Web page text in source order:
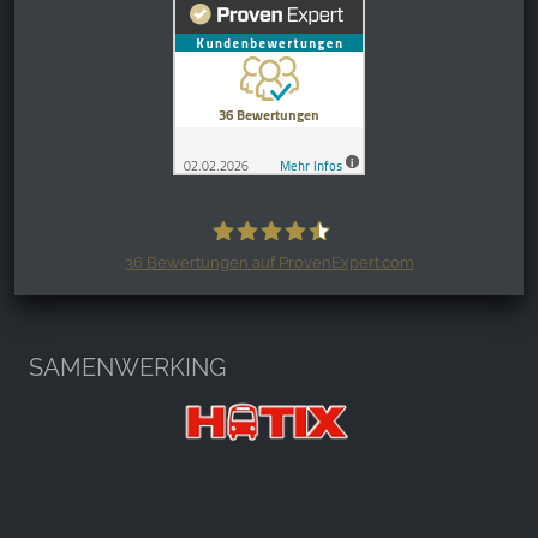
Außergewöhnliche Geschenke, falls man mal etwas
besonderes möchte. Allerdings empfanden wir die
Preise sehr hoch (im Vergleich zu Manufakturen in
Bayern). Ebenfalls teuer ist das Restaurant. Wir
haben deshalb nur etwas getrunken. An der
Freundlichkeit könnte noch ein bisschen gearbeitet
werden, die war nicht so herzlich, wie in anderen
Harzspots.com - Den neuen Harz
36 Bewertungen auf ProvenExpert.com
SAMENWERKING